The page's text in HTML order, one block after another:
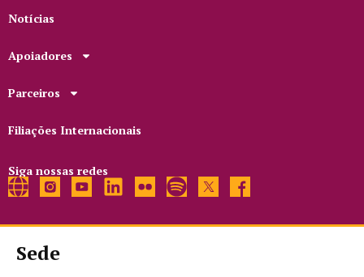
Notícias
Apoiadores
Parceiros
Filiações Internacionais
Siga nossas redes
Sede